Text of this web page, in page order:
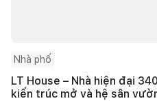
Nhà phố
LT House – Nhà hiện đại
kiến trúc mở và hệ sân